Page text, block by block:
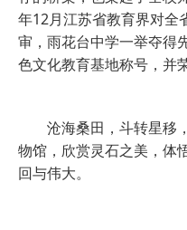
年12月江苏省教育界对全
审，雨花台中学一举夺得
色文化教育基地称号，并
沧海桑田，斗转星移
物馆，欣赏灵石之美，体
回与伟大。